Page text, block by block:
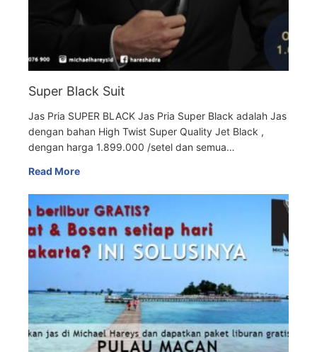
Super Black Suit
Jas Pria SUPER BLACK Jas Pria Super Black adalah Jas
dengan bahan High Twist Super Quality Jet Black ,
dengan harga 1.899.000 /setel dan semua…
Read More